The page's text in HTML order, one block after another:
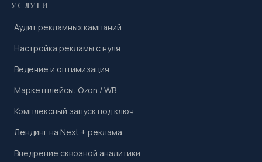
УСЛУГИ
Аудит рекламных кампаний
Настройка рекламы с нуля
Ведение и оптимизация
Маркетплейсы: Ozon / WB
Комплексный запуск под ключ
Лендинг на Next + реклама
Внедрение сквозной аналитики